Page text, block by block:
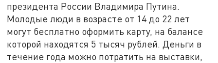
президента России Владимира Путина.
Молодые люди в возрасте от 14 до 22 лет
могут бесплатно оформить карту, на балансе
которой находятся 5 тысяч рублей. Деньги в
течение года можно потратить на выставки,